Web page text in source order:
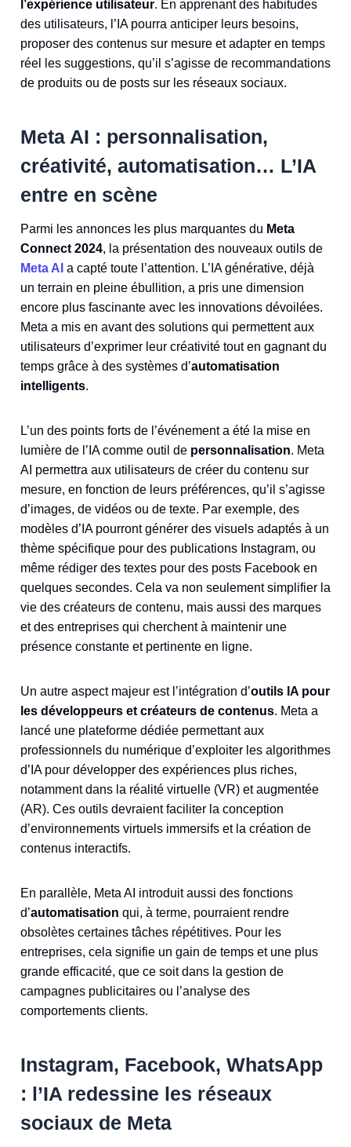
l’expérience utilisateur. En apprenant des habitudes
des utilisateurs, l’IA pourra anticiper leurs besoins,
proposer des contenus sur mesure et adapter en temps
réel les suggestions, qu’il s’agisse de recommandations
de produits ou de posts sur les réseaux sociaux.
Meta AI : personnalisation,
créativité, automatisation… L’IA
entre en scène
Parmi les annonces les plus marquantes du Meta
Connect 2024, la présentation des nouveaux outils de
Meta AI a capté toute l’attention. L’IA générative, déjà
un terrain en pleine ébullition, a pris une dimension
encore plus fascinante avec les innovations dévoilées.
Meta a mis en avant des solutions qui permettent aux
utilisateurs d’exprimer leur créativité tout en gagnant du
temps grâce à des systèmes d’automatisation
intelligents.
L’un des points forts de l’événement a été la mise en
lumière de l’IA comme outil de personnalisation. Meta
AI permettra aux utilisateurs de créer du contenu sur
mesure, en fonction de leurs préférences, qu’il s’agisse
d’images, de vidéos ou de texte. Par exemple, des
modèles d’IA pourront générer des visuels adaptés à un
thème spécifique pour des publications Instagram, ou
même rédiger des textes pour des posts Facebook en
quelques secondes. Cela va non seulement simplifier la
vie des créateurs de contenu, mais aussi des marques
et des entreprises qui cherchent à maintenir une
présence constante et pertinente en ligne.
Un autre aspect majeur est l’intégration d’outils IA pour
les développeurs et créateurs de contenus. Meta a
lancé une plateforme dédiée permettant aux
professionnels du numérique d’exploiter les algorithmes
d’IA pour développer des expériences plus riches,
notamment dans la réalité virtuelle (VR) et augmentée
(AR). Ces outils devraient faciliter la conception
d’environnements virtuels immersifs et la création de
contenus interactifs.
En parallèle, Meta AI introduit aussi des fonctions
d’automatisation qui, à terme, pourraient rendre
obsolètes certaines tâches répétitives. Pour les
entreprises, cela signifie un gain de temps et une plus
grande efficacité, que ce soit dans la gestion de
campagnes publicitaires ou l’analyse des
comportements clients.
Instagram, Facebook, WhatsApp
: l’IA redessine les réseaux
sociaux de Meta